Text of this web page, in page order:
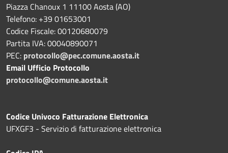
Piazza Chanoux 1 11100 Aosta (AO)
Telefono: +39 01653001
Codice Fiscale: 00120680079
Partita IVA: 00040890071
PEC: protocollo@pec.comune.aosta.it
Email Ufficio Protocollo
protocollo@comune.aosta.it
Codice Univoco Fatturazione Elettronica
UFXGF3 - Servizio di fatturazione elettronica